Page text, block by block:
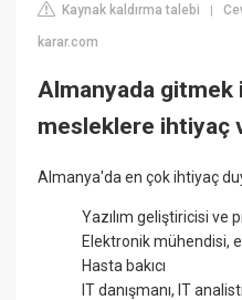
Kaynak kaldırma talebi |
karar.com
Almanyada gitmek
mesleklere ihtiyaç
Almanya'da en çok ihtiyaç
Yazılım geliştiricisi ve
Elektronik mühendisi,
Hasta bakıcı
IT danışmanı, IT analisti.